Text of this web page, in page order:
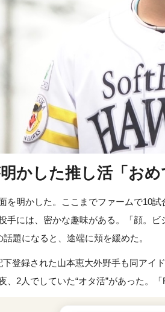
かした推し活「お
を明かした。ここまでファームで10
手には、密かな趣味がある。「顔。
題になると、途端に頬を緩めた。
登録された山本恵大外野手も同アイ
、2人でしていた“オタ活”があった